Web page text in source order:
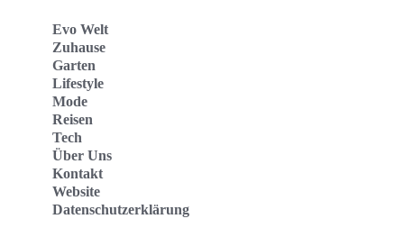
Evo Welt
Zuhause
Garten
Lifestyle
Mode
Reisen
Tech
Über Uns
Kontakt
Website
Datenschutzerklärung